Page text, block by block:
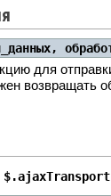
для
возвращать